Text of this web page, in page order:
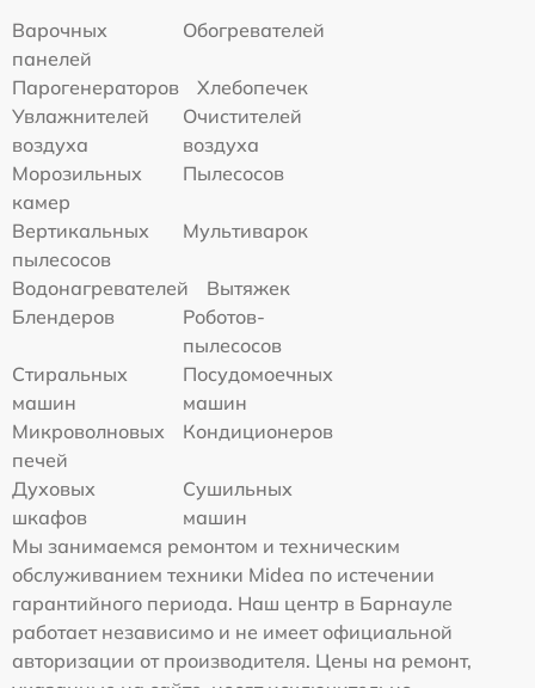
Варочных
панелей
Обогревателей
Парогенераторов
Хлебопечек
Увлажнителей
воздуха
Очистителей
воздуха
Морозильных
камер
Пылесосов
Вертикальных
пылесосов
Мультиварок
Водонагревателей
Вытяжек
Блендеров
Роботов-
пылесосов
Стиральных
машин
Посудомоечных
машин
Микроволновых
печей
Кондиционеров
Духовых
шкафов
Сушильных
машин
Мы занимаемся ремонтом и техническим
обслуживанием техники Midea по истечении
гарантийного периода. Наш центр в Барнауле
работает независимо и не имеет официальной
авторизации от производителя. Цены на ремонт,